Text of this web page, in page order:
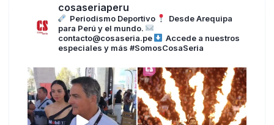
cosaseriaperu
Periodismo Deportivo
Desde Arequipa
para Perú y el mundo.
contacto@cosaseria.pe
Accede a nuestros
especiales y más #SomosCosaSeria